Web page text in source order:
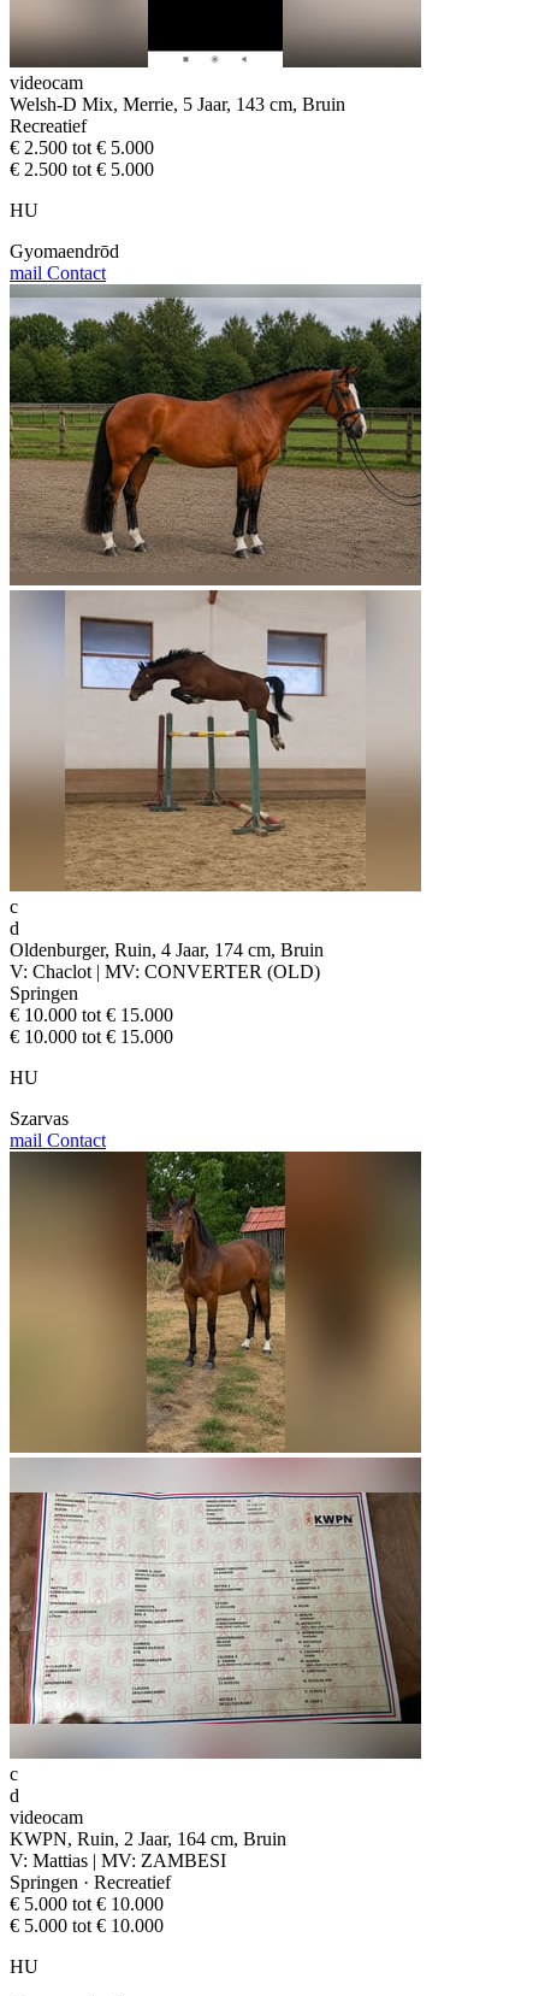
videocam
Welsh-D Mix, Merrie, 5 Jaar, 143 cm, Bruin
Recreatief
€ 2.500 tot € 5.000
€ 2.500 tot € 5.000
HU
Gyomaendrōd
mail Contact
c
d
Oldenburger, Ruin, 4 Jaar, 174 cm, Bruin
V: Chaclot | MV: CONVERTER (OLD)
Springen
€ 10.000 tot € 15.000
€ 10.000 tot € 15.000
HU
Szarvas
mail Contact
c
d
videocam
KWPN, Ruin, 2 Jaar, 164 cm, Bruin
V: Mattias | MV: ZAMBESI
Springen · Recreatief
€ 5.000 tot € 10.000
€ 5.000 tot € 10.000
HU